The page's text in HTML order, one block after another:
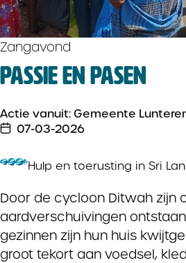
Zangavond
PASSIE EN PASEN
Actie vanuit: Gemeente
07-03-2026
Hulp en toerusting in Sri
Door de cycloon Ditwah zijn
aardverschuivingen
gezinnen zijn hun huis
groot tekort aan voedsel,